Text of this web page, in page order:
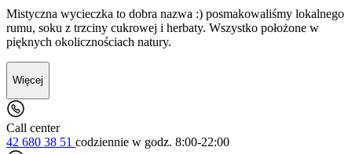
Mistyczna wycieczka to dobra nazwa :) posmakowaliśmy lokalnego
rumu, soku z trzciny cukrowej i herbaty. Wszystko położone w
pięknych okolicznościach natury.
Więcej
Call center
42 680 38 51 codziennie w godz. 8:00-22:00